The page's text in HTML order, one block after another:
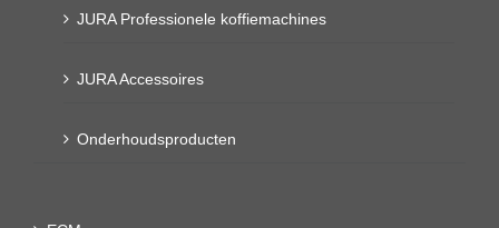
JURA Professionele koffiemachines
JURA Accessoires
Onderhoudsproducten